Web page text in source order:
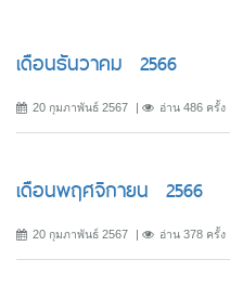
เดือนธันวาคม 2566
20 กุมภาพันธ์ 2567 อ่าน 486 ครั้ง
เดือนพฤศจิกายน 2566
20 กุมภาพันธ์ 2567 อ่าน 378 ครั้ง